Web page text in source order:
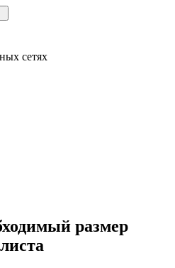
сетях
размер